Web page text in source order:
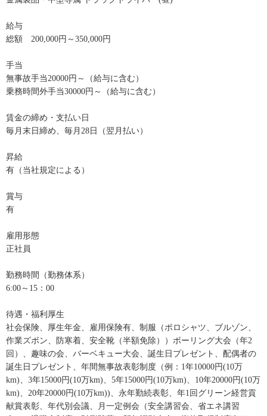
給与
総額 200,000円～350,000円
手当
無事故手当20000円～（給与に含む）
乗務時間外手当30000円～（給与に含む）
賃金の締め・支払い日
毎月末日締め、毎月28日（翌月払い）
昇給
有（当社規定による）
賞与
有
雇用形態
正社員
勤務時間（勤務体系）
6:00～15：00
待遇・福利厚生
社会保険、厚生年金、雇用保険有、制服（ポロシャツ、ブルゾン、
作業ズボン、防寒着、安全靴（半額免除））ボーリング大会（年2
回）、趣味の会、バーベキュー大会、誕生日プレゼント、配偶者の
誕生日プレゼント、年間無事故表彰制度（例：1年10000円(10万
km)、3年15000円(10万km)、5年15000円(10万km)、10年20000円(10万
km)、20年20000円(10万km))、永年勤続表彰、年1回グリーン経営貢
献賞表彰、年代別会議、月一定例会（安全講習会、省エネ講習